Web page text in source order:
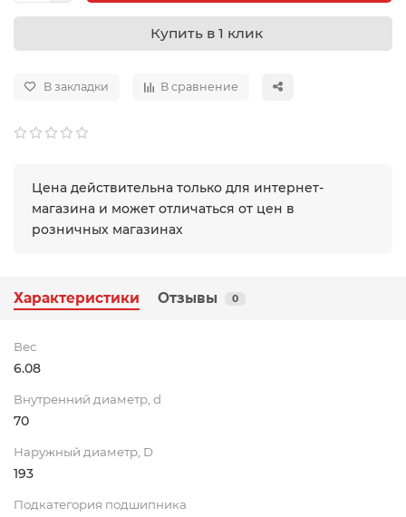
Купить в 1 клик
В закладки В сравнение
Цена действительна только для интернет-
магазина и может отличаться от цен в
розничных магазинах
Характеристики Отзывы 0
Вес
6.08
Внутренний диаметр, d
70
Наружный диаметр, D
193
Подкатегория подшипника